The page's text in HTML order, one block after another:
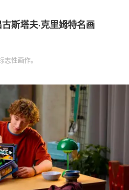
斯塔夫·克里姆特名画
性画作。